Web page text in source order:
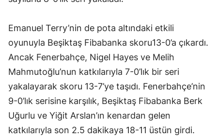
Emanuel Terry’nin de pota altındaki etkili
oyunuyla Beşiktaş Fibabanka skoru13-0’a çıkardı.
Ancak Fenerbahçe, Nigel Hayes ve Melih
Mahmutoğlu’nun katkılarıyla 7-0’lık bir seri
yakalayarak skoru 13-7’ye taşıdı. Fenerbahçe’nin
9-0’lık serisine karşılık, Beşiktaş Fibabanka Berk
Uğurlu ve Yiğit Arslan’ın kenardan gelen
katkılarıyla son 2.5 dakikaya 18-11 üstün girdi.